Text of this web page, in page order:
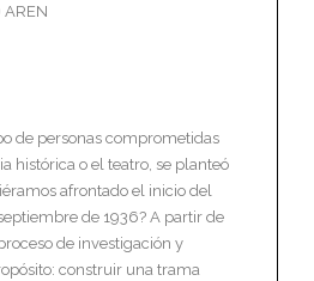
AREN
de personas comprometidas
histórica o el teatro, se planteó
afrontado el inicio del
de 1936? A partir de
de investigación y
construir una trama